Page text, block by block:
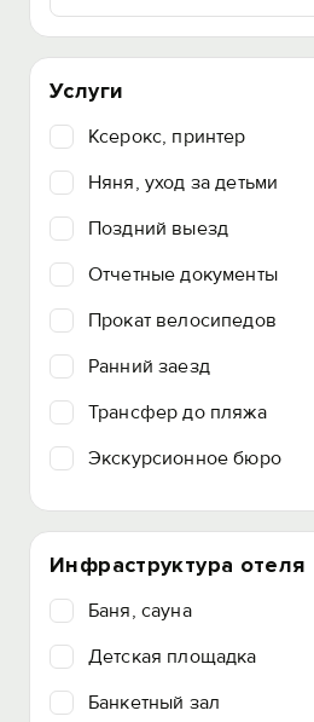
Услуги
Ксерокс, принтер
Няня, уход за детьми
Поздний выезд
Отчетные документы
Прокат велосипедов
Ранний заезд
Трансфер до пляжа
Экскурсионное бюро
Инфраструктура отеля
Баня, сауна
Детская площадка
Банкетный зал